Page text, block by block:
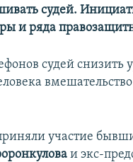
судей.
и ряда
судей снизить
участие
и экс-